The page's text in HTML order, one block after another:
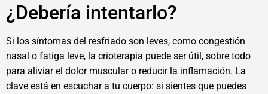
¿Debería intentarlo?
Si los síntomas del resfriado son leves, como congestión
nasal o fatiga leve, la crioterapia puede ser útil, sobre todo
para aliviar el dolor muscular o reducir la inflamación. La
clave está en escuchar a tu cuerpo: si sientes que puedes